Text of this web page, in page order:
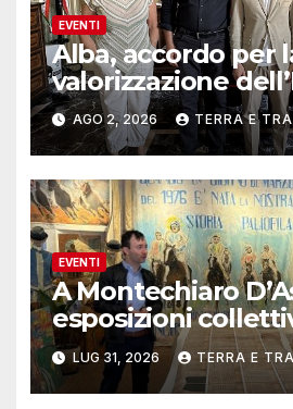
EVENTI
Alba, accordo per
valorizzazione
musicale Rocca
AGO 2, 2026 TERRA E
EVENTI
A Montechiaro
esposizioni
contemporanea
LUG 31, 2026 TERRA E